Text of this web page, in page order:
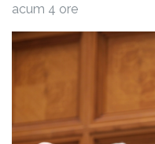
acum 4 ore